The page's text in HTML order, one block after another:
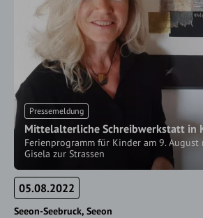
Pressemeldung
Mittelalterliche Schreibwerkstatt in
Ferienprogramm für Kinder am 9.
Gisela zur Strassen
05.08.2022
Seeon-Seebruck Seeon